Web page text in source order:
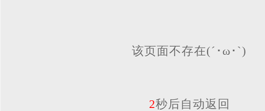
该页面不存在(´･ω･`)
2秒后自动返回